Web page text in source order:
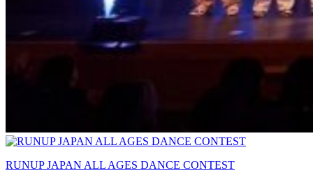
RUNUP JAPAN ALL AGES DANCE CONTEST